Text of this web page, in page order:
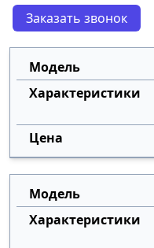
Заказать звонок